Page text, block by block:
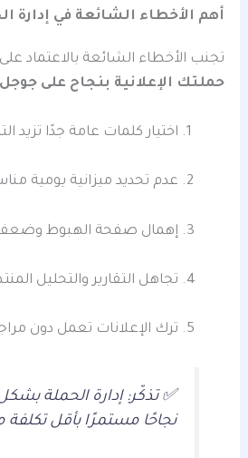
أهم الأخطاء الشائعة في إدارة
تجنب الأخطاء الشائعة بالاعتماد على
حملتك الإعلانية بنجاح على جوجل
اختيار كلمات عامة جدًا تزيد
عدم تحديد ميزانية يومية
إهمال صفحة الهبوط وضعف
تجاهل التقارير والتحليل
ترك الإعلانات تعمل دون
✅ تذكّر: إدارة الحملة
نجاحًا مستمرًا بأقل تكلفة